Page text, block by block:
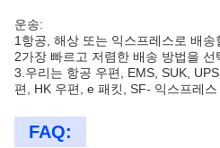
운송:
1항공, 해상 또는 익스프레스로 배송
2가장 빠르고 저렴한 배송 방법을 선
3.우리는 항공 우편, EMS, SUK,
편, HK 우편, e 패킷, SF- 익스프레스
FAQ: